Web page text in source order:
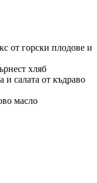
от горски плодове и
хляб
и салата от къдраво
масло